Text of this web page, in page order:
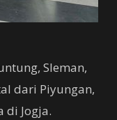
Sleman,
dari Piyungan,
di Jogja.